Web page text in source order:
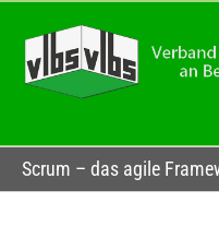
Inhalt
springen
Scrum – das agile